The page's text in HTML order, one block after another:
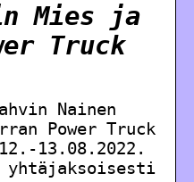
Mies ja
Truck
Nainen
Power Truck
13.08.2022.
yhtäjaksoisesti